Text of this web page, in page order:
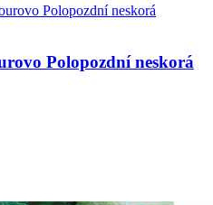
Polopozdní neskorá